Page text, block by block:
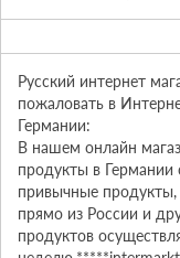
Русский интернет
пожаловать в
Германии:
В нашем онлайн
продукты в
привычные продукты,
прямо из России и
продуктов